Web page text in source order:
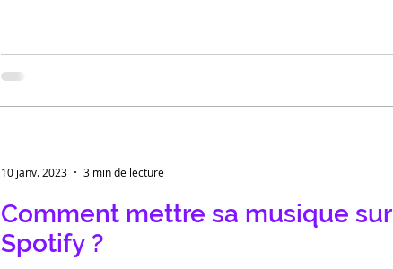
Comment mettre sa musique sur
Spotify ?
10 janv. 2023 3 min de lecture